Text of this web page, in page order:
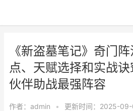
《新盗墓笔记》奇门
点、天赋选择和实战
伙伴助战最强阵容
作者： admin • 更新时间：2025-